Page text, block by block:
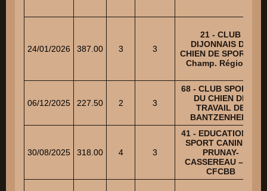
24/01/2026 387.00 3 3
21 - CLUB
DIJONNAIS DU
CHIEN DE SPORTS -
Champ. Régional
06/12/2025 227.50 2 3
68 - CLUB SPORTIF
DU CHIEN DE
TRAVAIL DE
BANTZENHEIM
30/08/2025 318.00 4 3
41 - EDUCATION ET
SPORT CANIN DE
PRUNAY-
CASSEREAU – NE
CFCBB